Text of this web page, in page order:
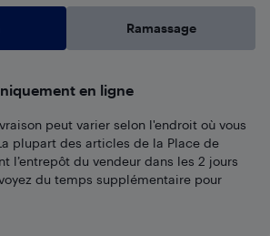
Ramassage
en ligne
peut varier selon l'endroit où vous
plupart des articles de la Place de
l’entrepôt du vendeur dans les 2 jours
du temps supplémentaire pour